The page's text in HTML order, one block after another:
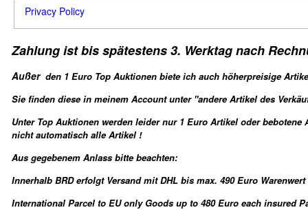
Privacy Policy
Zahlung ist bis spätestens 3. Werktagnach
Außer den 1 Euro Top Auktionen biete ich auch höherpreisige
Sie finden diese in meinem Account unter "andere Artikel des
Unter Top Auktionen werden leider nur 1 Euro Artikel oder bebotene
nicht automatisch alle Artikel !
Aus gegebenem Anlass bitte beachten:
Innerhalb BRD erfolgt Versand mit DHL bis max. 490 Euro
International Parcel to EU only Goods up to 480 Euro each insured